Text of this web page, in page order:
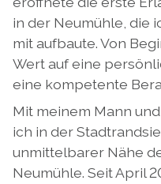
in der Neumühle, die
mit aufbaute. Von
Wert auf eine
eine kompetente
Mit meinem Mann
ich in der
unmittelbarer Nähe
Neumühle. Seit April